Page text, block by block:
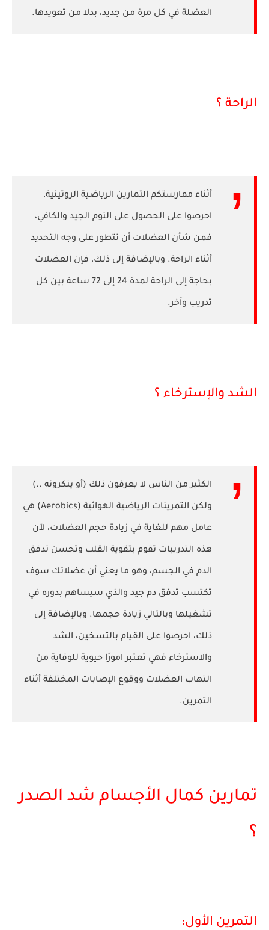
العضلة في كل مرة من جديد، بدلا من تعويدها.
الراحة ؟
أثناء ممارستكم التمارين الرياضية الروتينية،
احرصوا على الحصول على النوم الجيد والكافي،
فمن شأن العضلات أن تتطور على وجه التحديد
أثناء الراحة. وبالإضافة إلى ذلك، فإن العضلات
بحاجة إلى الراحة لمدة 24 إلى 72 ساعة بين كل
تدريب وآخر.
الشد والإسترخاء ؟
الكثير من الناس لا يعرفون ذلك (أو ينكرونه ..)
ولكن التمرينات الرياضية الهوائية (Aerobics) هي
عامل مهم للغاية في زيادة حجم العضلات، لأن
هذه التدريبات تقوم بتقوية القلب وتحسن تدفق
الدم في الجسم، وهو ما يعني أن عضلاتك سوف
تكتسب تدفق دم جيد والذي سيساهم بدوره في
تشغيلها وبالتالي زيادة حجمها. وبالإضافة إلى
ذلك، احرصوا على القيام بالتسخين، الشد
والاسترخاء فهي تعتبر امورًا حيوية للوقاية من
التهاب العضلات ووقوع الإصابات المختلفة أثناء
التمرين.
تمارين كمال الأجسام شد الصدر
؟
التمرين الأول: